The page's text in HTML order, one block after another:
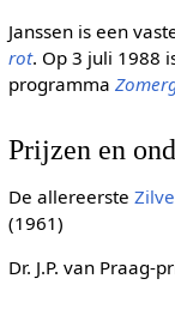
Janssen is een
rot. Op 3 juli 1988
programma
Prijzen en
De allereerste
(1961)
Dr. J.P. van Praag-